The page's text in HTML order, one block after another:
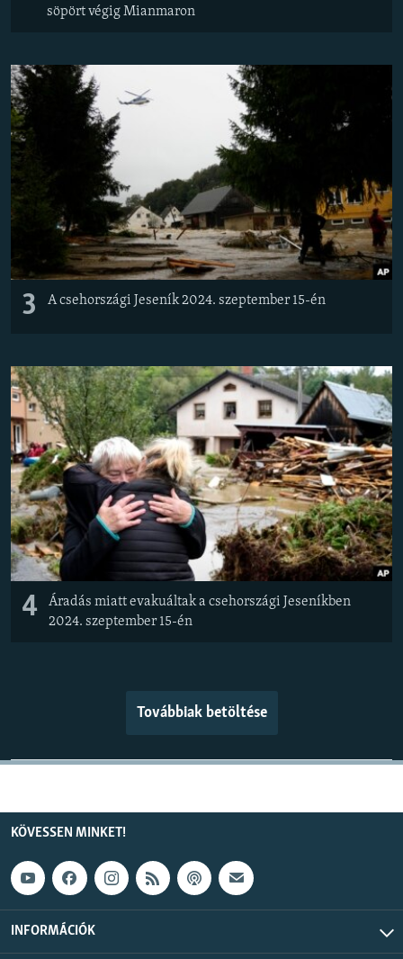
söpört végig Mianmaron
3 A csehországi Jeseník 2024. szeptember 15-én
4
Áradás miatt evakuáltak a csehországi Jeseníkben
2024. szeptember 15-én
Továbbiak betöltése
KÖVESSEN MINKET!
INFORMÁCIÓK